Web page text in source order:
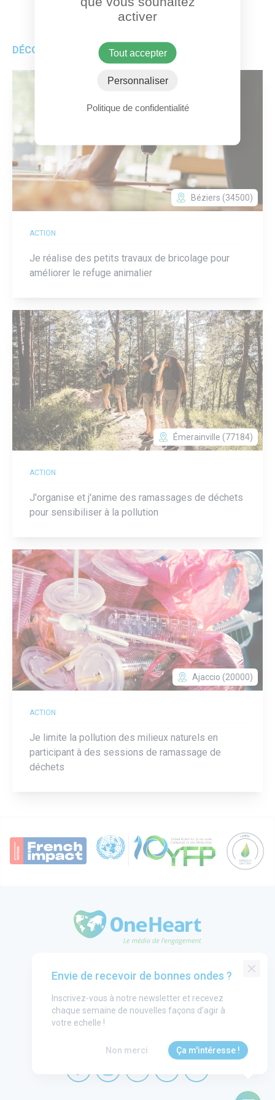
DÉCOUVREZ AUSSI
Béziers (34500)
ACTION
Je réalise des petits travaux de bricolage pour
améliorer le refuge animalier
Émerainville (77184)
ACTION
J'organise et j'anime des ramassages de déchets
pour sensibiliser à la pollution
Ajaccio (20000)
ACTION
Je limite la pollution des milieux naturels en
participant à des sessions de ramassage de
déchets
Groupe One Heart
Annonceurs
Mentions légales
OneHeart sur twitter
OneHeart sur
Envie de recevoir de bonnes ondes ?
Inscrivez-vous à notre newsletter et recevez
chaque semaine de nouvelles façons d'agir à
votre echelle !
Non merci Ça m'intéresse !
activer
Tout accepter
Personnaliser
Politique de confidentialité